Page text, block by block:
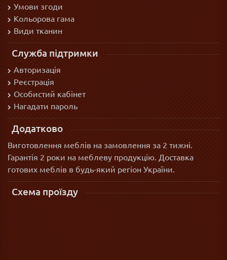
Умови згоди
Кольорова гама
Види тканин
Служба підтримки
Авторизація
Реєстрація
Особистий кабінет
Нагадати пароль
Додатково
Виготовлення меблів на замовлення за 2 тижні.
Гарантія 2 роки на меблеву продукцію. Доставка
готових меблів в будь-який регіон України.
Схема проїзду